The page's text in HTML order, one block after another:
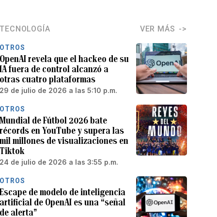
TECNOLOGÍA VER MÁS
OTROS
OpenAI revela que el hackeo de su
IA fuera de control alcanzó a
otras cuatro plataformas
29 de julio de 2026 a las 5:10 p.m.
OTROS
Mundial de Fútbol 2026 bate
récords en YouTube y supera las
mil millones de visualizaciones en
Tiktok
24 de julio de 2026 a las 3:55 p.m.
OTROS
Escape de modelo de inteligencia
artificial de OpenAI es una “señal
de alerta”